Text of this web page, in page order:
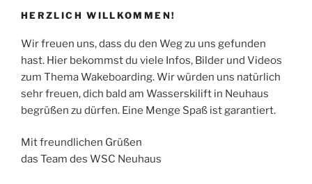
HERZLICH WILLKOMMEN!
Wir freuen uns, dass du den Weg zu uns gefunden
hast. Hier bekommst du viele Infos, Bilder und Videos
zum Thema Wakeboarding. Wir würden uns natürlich
sehr freuen, dich bald am Wasserskilift in Neuhaus
begrüßen zu dürfen. Eine Menge Spaß ist garantiert.
Mit freundlichen Grüßen
das Team des WSC Neuhaus